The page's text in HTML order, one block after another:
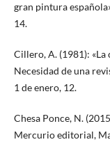
gran pintura
14.
Cillero, A. (1981):
Necesidad de una
1 de enero, 12.
Chesa Ponce, N.
Mercurio editorial,